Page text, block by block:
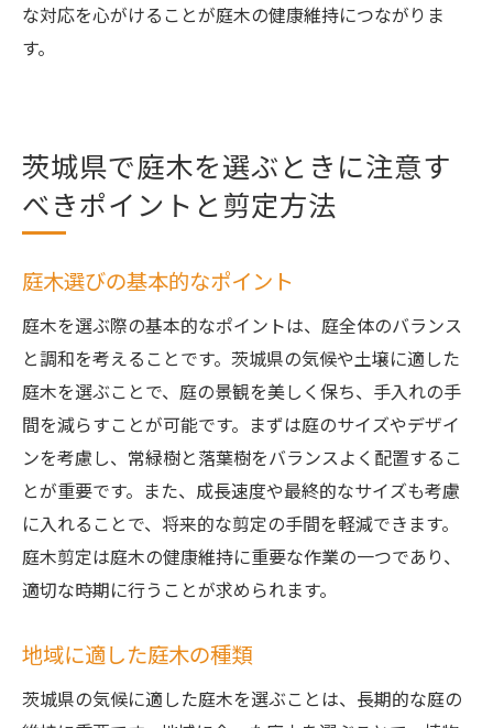
な対応を心がけることが庭木の健康維持につながりま
す。
茨城県で庭木を選ぶときに注意す
べきポイントと剪定方法
庭木選びの基本的なポイント
庭木を選ぶ際の基本的なポイントは、庭全体のバランス
と調和を考えることです。茨城県の気候や土壌に適した
庭木を選ぶことで、庭の景観を美しく保ち、手入れの手
間を減らすことが可能です。まずは庭のサイズやデザイ
ンを考慮し、常緑樹と落葉樹をバランスよく配置するこ
とが重要です。また、成長速度や最終的なサイズも考慮
に入れることで、将来的な剪定の手間を軽減できます。
庭木剪定は庭木の健康維持に重要な作業の一つであり、
適切な時期に行うことが求められます。
地域に適した庭木の種類
茨城県の気候に適した庭木を選ぶことは、長期的な庭の